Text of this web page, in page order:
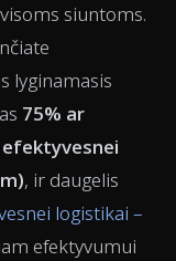
siuntoms.
lyginamasis
75% ar
efektyvesnei
), ir daugelis
logistikai –
efektyvumui